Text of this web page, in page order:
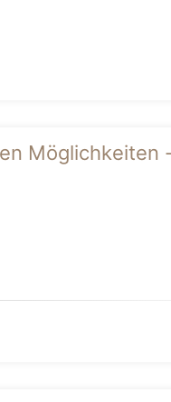
Möglichkeiten